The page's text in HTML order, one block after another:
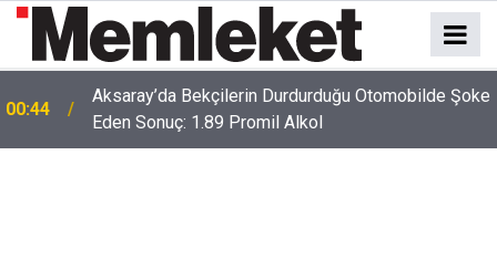
00:41 Polatlı-Haymana-Konya hattı bölünmüş yol oluyor